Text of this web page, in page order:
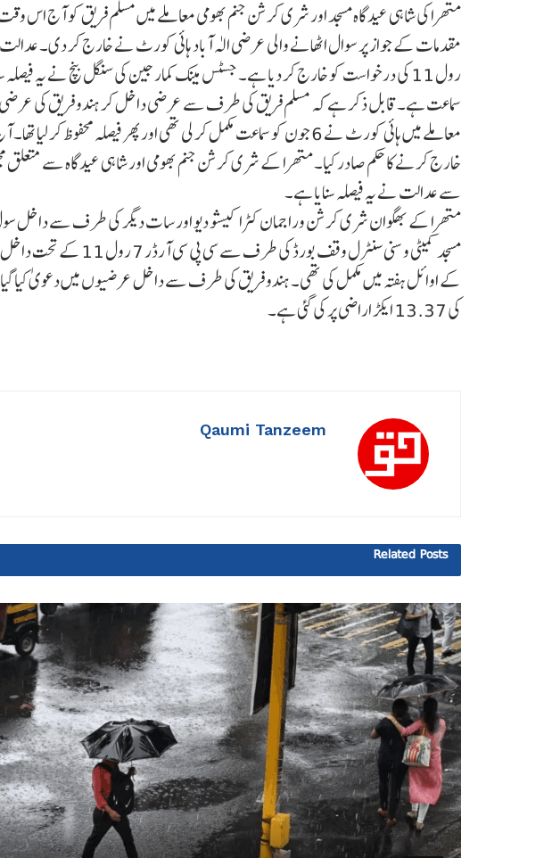
متھرا کی شاہی عیدگاہ مسجد اور شری کرشن جنم بھومی معاملے میں مسلم فریق کو آج اس
رول 11 کی درخواست کو خارج کر دیا ہے۔ جسٹس مینک کمار جین کی سنگل بنچ نے یہ
سماعت ہے۔قابل ذکر ہے کہ مسلم فریق کی طرف سے عرضی داخل کر ہندو فریق کی عرضی کے
معاملے میں ہائی کورٹ نے 6 جون کو سماعت مکمل کر لی تھی اور پھر فیصلہ
سے عدالت نے یہ فیصلہ سنایا ہے۔
متھرا کے بھگوان شری کرشن وراجمان کٹرا کیشو دیو اور سات دیگر کی طرف سے داخل
مسجد کمیٹی و سنی سنٹرل وقف
کے اوائل ہفتہ میں مکمل کی تھی۔ ہندو فریق کی طرف سے داخل عرضیوں میں دعویٰ کیا گیا
کی 13.37 ایکڑ اراضی پر کی گئی ہے۔
Qaumi Tanzeem
Related Posts